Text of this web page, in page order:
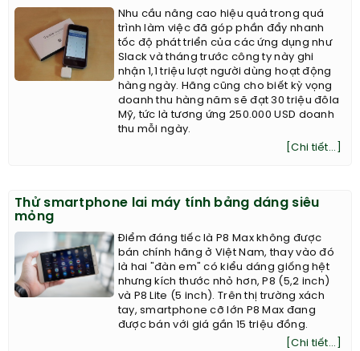
Nhu cầu nâng cao hiệu quả trong quá
trình làm việc đã góp phần đẩy nhanh
tốc độ phát triển của các ứng dụng như
Slack và tháng trước công ty này ghi
nhận 1,1 triệu lượt người dùng hoạt động
hàng ngày. Hãng cũng cho biết kỳ vọng
doanh thu hàng năm sẽ đạt 30 triệu đôla
Mỹ, tức là tương ứng 250.000 USD doanh
thu mỗi ngày.
[Chi tiết...]
Thử smartphone lai máy tính bảng dáng siêu
mỏng
Điểm đáng tiếc là P8 Max không được
bán chính hãng ở Việt Nam, thay vào đó
là hai "đàn em" có kiểu dáng giống hệt
nhưng kích thước nhỏ hơn, P8 (5,2 inch)
và P8 Lite (5 inch). Trên thị trường xách
tay, smartphone cỡ lớn P8 Max đang
được bán với giá gần 15 triệu đồng.
[Chi tiết...]